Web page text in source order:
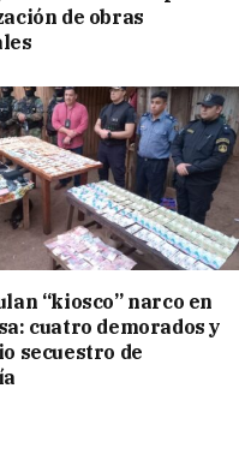
de obras
“kiosco” narco en
cuatro demorados y
secuestro de